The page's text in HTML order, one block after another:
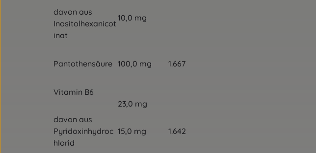
davon aus
Inositolhexanicot
inat
10,0 mg
Pantothensäure 100,0 mg 1.667
Vitamin B6
davon aus
Pyridoxinhydroc
hlorid
23,0 mg
15,0 mg 1.642